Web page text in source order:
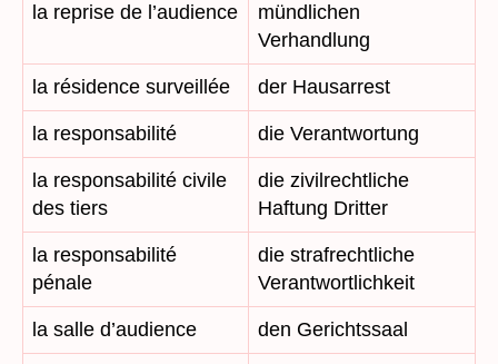
la reprise de l’audience
mündlichen
Verhandlung
la résidence surveillée der Hausarrest
la responsabilité die Verantwortung
la responsabilité civile
des tiers
die zivilrechtliche
Haftung Dritter
la responsabilité
pénale
die strafrechtliche
Verantwortlichkeit
la salle d’audience den Gerichtssaal